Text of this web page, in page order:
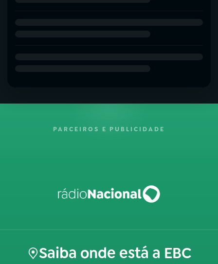
PARCEIROS E PUBLICIDADE
Saiba onde está a EBC